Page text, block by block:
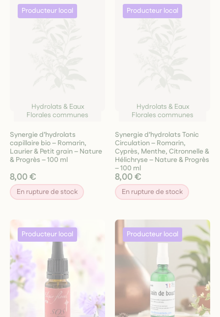
Hydrolats & Eaux
Florales communes
Synergie d’hydrolats
capillaire bio – Romarin,
Laurier & Petit grain – Nature
& Progrès – 100 ml
8,00 €
En rupture de stock
Hydrolats & Eaux
Florales communes
Synergie d’hydrolats Tonic
Circulation – Romarin,
Cyprès, Menthe, Citronnelle &
Hélichryse – Nature & Progrès
– 100 ml
8,00 €
En rupture de stock